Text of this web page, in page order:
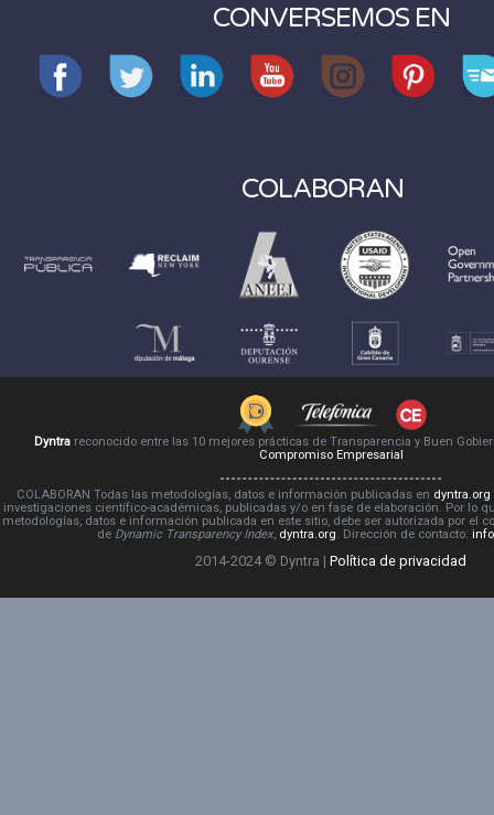
CONVERSEMOS EN
COLABORAN
Dyntrareconocido entre las 10 mejores prácticas de Transparencia y Buen
Compromiso Empresarial
COLABORAN Todas las metodologías, datos e información publicadas en dyntra.org
investigaciones científico-académicas, publicadas y/o en fase de elaboración. Por lo
metodologías, datos e información publicada en este sitio, debe ser autorizada por el
de Dynamic Transparency Index, dyntra.org. Dirección de contacto:
2014-2024 © Dyntra | Política de privacidad